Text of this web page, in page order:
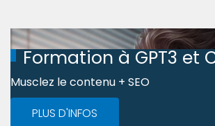
Formation à GPT3 et
Musclez le contenu + SEO
PLUS D'INFOS